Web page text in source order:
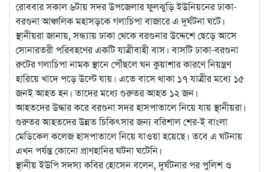
রোববার সকাল ৬টায় সদর উপজেলার ফুলঝুড়ি ইউনিয়নের ঢাকা-
বরগুনা আঞ্চলিক মহাসড়কে গলাচিপা বাজারে এ দুর্ঘটনা ঘটে।
স্থানীয়রা জানায়, সন্ধ্যায় ঢাকা থেকে বরগুনার উদ্দেশে ছেড়ে আসে
সোনারতরী পরিবহণের একটি যাত্রীবাহী বাস। বাসটি ঢাকা-বরগুনা
রুটের গলাচিপা নামক স্থানে পৌঁছলে ঘন কুয়াশার কারণে নিয়ন্ত্রণ
হারিয়ে খাদে পড়ে উল্টে যায়। এতে বাসে থাকা ১৭ যাত্রীর মধ্যে ১৫
জনই আহত হন। তাদের মধ্যে গুরুতর আহত ১২ জন।
আহতদের উদ্ধার করে বরগুনা সদর হাসপাতালে নিয়ে যায় স্থানীয়রা।
গুরুতর আহতদের উন্নত চিকিৎসার জন্য বরিশাল শের-ই বাংলা
মেডিকেল কলেজ হাসপাতালে নিয়ে যাওয়া হয়েছে। তবে এ ঘটনায়
এখন পর্যন্ত কোনো প্রাণহানির ঘটনা ঘটেনি।
স্থানীয় ইউপি সদস্য কবির হোসেন বলেন, দুর্ঘটনার পর পুলিশ ও